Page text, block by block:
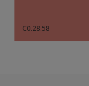
C0.28.58